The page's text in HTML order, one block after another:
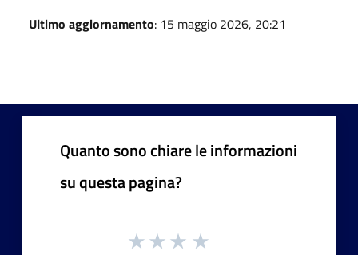
Ultimo aggiornamento: 15 maggio 2026, 20:21
Quanto sono chiare le informazioni
su questa pagina?